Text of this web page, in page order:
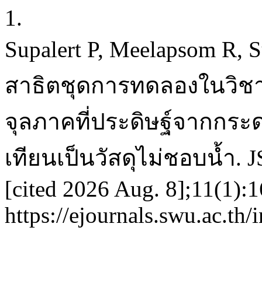
1.
Supalert P, Meelapsom
สาธิตชุดการทดลองในวิช
จุลภาคที่ประดิษฐ์จากกระ
เทียนเป็นวัสดุไม่ชอบน้ำ.
[cited 2026 Aug.
https://